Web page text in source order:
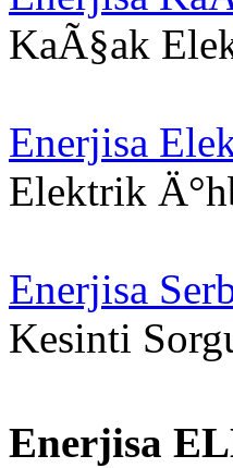
KaÃ§ak
Enerjisa
Elektrik
Enerjisa
Kesinti
Enerjisa